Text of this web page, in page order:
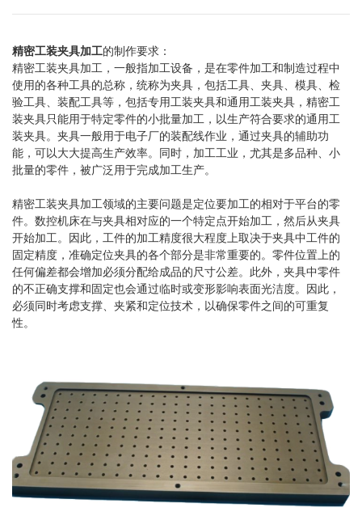
精密工装夹具加工的制作要求：
精密工装夹具加工，一般指加工设备，是在零件加工和制造过程中
使用的各种工具的总称，统称为夹具，包括工具、夹具、模具、检
验工具、装配工具等，包括专用工装夹具和通用工装夹具，精密工
装夹具只能用于特定零件的小批量加工，以生产符合要求的通用工
装夹具。夹具一般用于电子厂的装配线作业，通过夹具的辅助功
能，可以大大提高生产效率。同时，加工工业，尤其是多品种、小
批量的零件，被广泛用于完成加工生产。
精密工装夹具加工领域的主要问题是定位要加工的相对于平台的零
件。数控机床在与夹具相对应的一个特定点开始加工，然后从夹具
开始加工。因此，工件的加工精度很大程度上取决于夹具中工件的
固定精度，准确定位夹具的各个部分是非常重要的。零件位置上的
任何偏差都会增加必须分配给成品的尺寸公差。此外，夹具中零件
的不正确支撑和固定也会通过临时或变形影响表面光洁度。因此，
必须同时考虑支撑、夹紧和定位技术，以确保零件之间的可重复
性。